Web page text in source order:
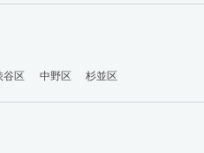
谷区 中野区 杉並区